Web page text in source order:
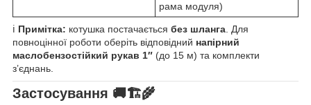
рама модуля)
ℹ️ Примітка: котушка постачається без шланга . Для
повноцінної роботи оберіть відповідний напірний
маслобензостійкий рукав 1″ (до 15 м) та комплекти
з’єднань.
Застосування 🚚🏗️🌾